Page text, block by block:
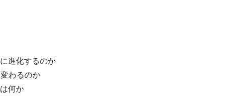
進化するのか
わるのか
何か